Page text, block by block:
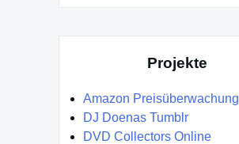
Projekte
Amazon Preisüberwachung
DJ Doenas Tumblr
DVD Collectors Online